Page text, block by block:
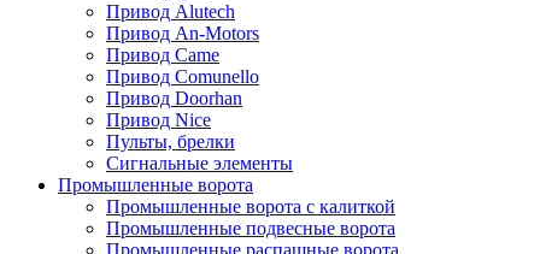
Привод Alutech
Привод An-Motors
Привод Came
Привод Comunello
Привод Doorhan
Привод Nice
Пульты, брелки
Сигнальные элементы
Промышленные ворота
Промышленные ворота с калиткой
Промышленные подвесные ворота
Промышленные распашные ворота